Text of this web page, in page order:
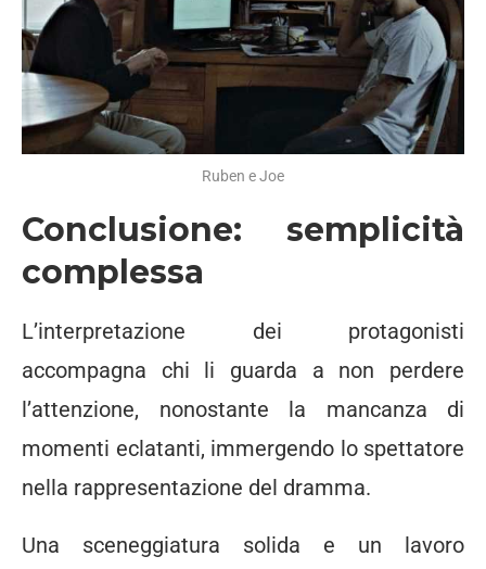
Ruben e Joe
Conclusione: semplicità
complessa
L’interpretazione dei protagonisti
accompagna chi li guarda a non perdere
l’attenzione, nonostante la mancanza di
momenti eclatanti, immergendo lo spettatore
nella rappresentazione del dramma.
Una sceneggiatura solida e un lavoro